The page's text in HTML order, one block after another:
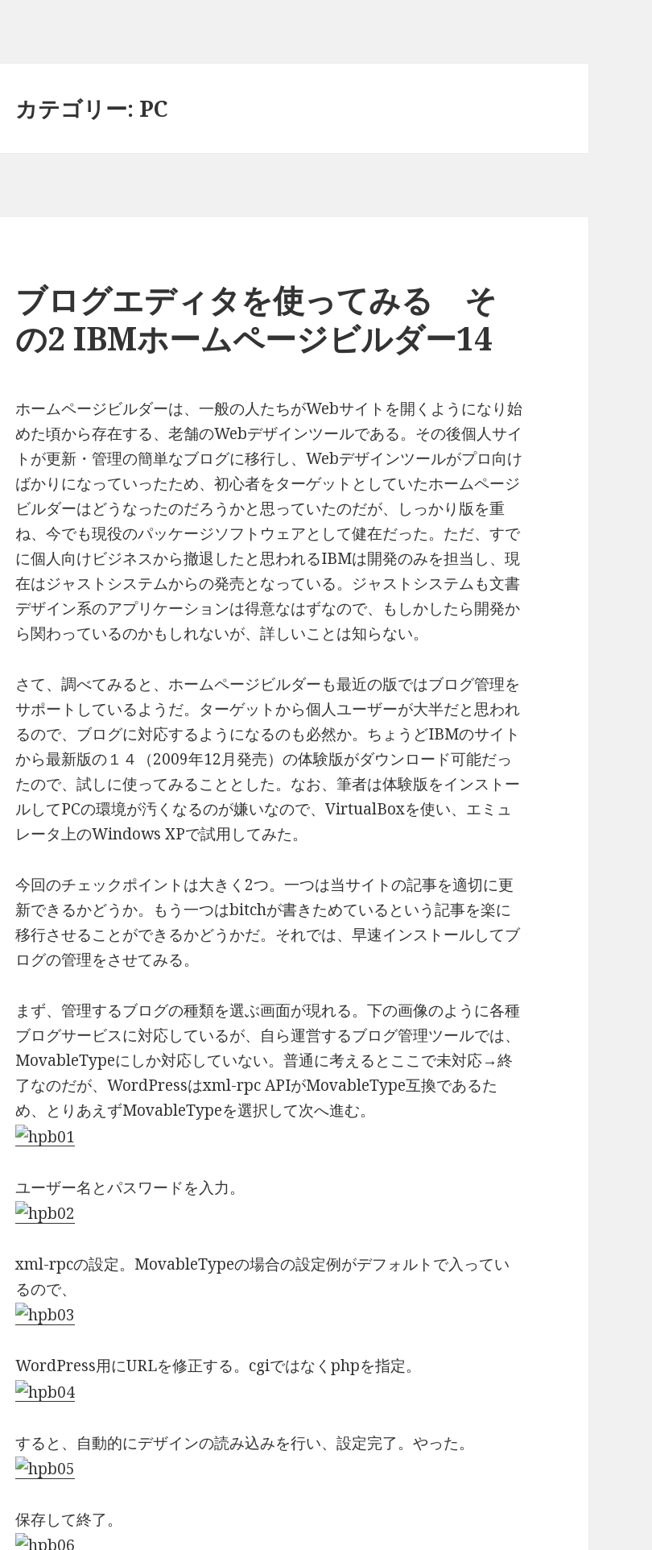
カテゴリー: PC
ブログエディタを使ってみる そ
の2 IBMホームページビルダー14
ホームページビルダーは、一般の人たちがWebサイトを開くようになり始
めた頃から存在する、老舗のWebデザインツールである。その後個人サイ
トが更新・管理の簡単なブログに移行し、Webデザインツールがプロ向け
ばかりになっていったため、初心者をターゲットとしていたホームページ
ビルダーはどうなったのだろうかと思っていたのだが、しっかり版を重
ね、今でも現役のパッケージソフトウェアとして健在だった。ただ、すで
に個人向けビジネスから撤退したと思われるIBMは開発のみを担当し、現
在はジャストシステムからの発売となっている。ジャストシステムも文書
デザイン系のアプリケーションは得意なはずなので、もしかしたら開発か
ら関わっているのかもしれないが、詳しいことは知らない。
さて、調べてみると、ホームページビルダーも最近の版ではブログ管理を
サポートしているようだ。ターゲットから個人ユーザーが大半だと思われ
るので、ブログに対応するようになるのも必然か。ちょうどIBMのサイト
から最新版の１４（2009年12月発売）の体験版がダウンロード可能だっ
たので、試しに使ってみることとした。なお、筆者は体験版をインストー
ルしてPCの環境が汚くなるのが嫌いなので、VirtualBoxを使い、エミュ
レータ上のWindows XPで試用してみた。
今回のチェックポイントは大きく2つ。一つは当サイトの記事を適切に更
新できるかどうか。もう一つはbitchが書きためているという記事を楽に
移行させることができるかどうかだ。それでは、早速インストールしてブ
ログの管理をさせてみる。
まず、管理するブログの種類を選ぶ画面が現れる。下の画像のように各種
ブログサービスに対応しているが、自ら運営するブログ管理ツールでは、
MovableTypeにしか対応していない。普通に考えるとここで未対応→終
了なのだが、WordPressはxml-rpc APIがMovableType互換であるた
め、とりあえずMovableTypeを選択して次へ進む。
ユーザー名とパスワードを入力。
xml-rpcの設定。MovableTypeの場合の設定例がデフォルトで入ってい
るので、
WordPress用にURLを修正する。cgiではなくphpを指定。
すると、自動的にデザインの読み込みを行い、設定完了。やった。
保存して終了。